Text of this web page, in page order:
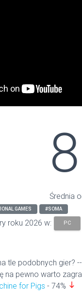
Średnia
GAMES #SOMA
roku 2026 w: PC
tle podobnych gier?
na pewno warto
for Pigs - 74% south